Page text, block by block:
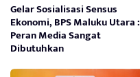
Gelar Sosialisasi Sensus
Ekonomi, BPS Maluku Utara :
Peran Media Sangat
Dibutuhkan